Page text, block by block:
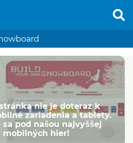
nie je doteraz k
zariadenia a tablety.
pod našou najvyššej
hier!